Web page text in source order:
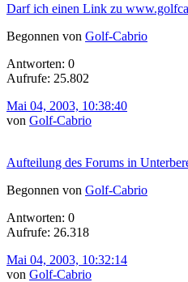
Darf ich einen Link zu
Begonnen von Golf-Cabrio
Antworten: 0
Aufrufe: 25.802
Mai 04, 2003, 10:38:40
von Golf-Cabrio
Aufteilung des Forums in
Begonnen von Golf-Cabrio
Antworten: 0
Aufrufe: 26.318
Mai 04, 2003, 10:32:14
von Golf-Cabrio